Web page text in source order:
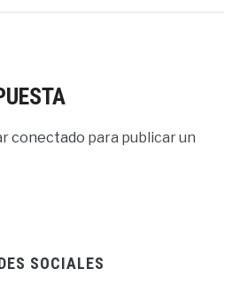
conectado para publicar un
SOCIALES